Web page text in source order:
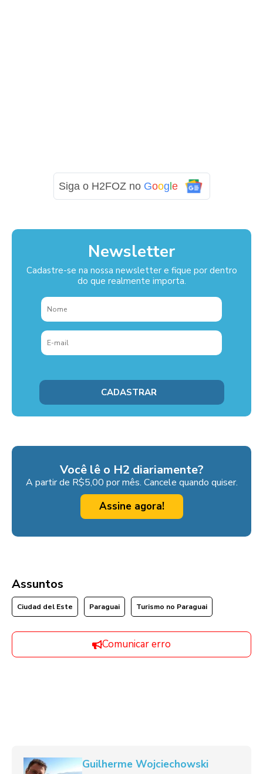
Siga o H2FOZ no Google
Newsletter
Cadastre-se na nossa newsletter e fique por dentro
do que realmente importa.
Você lê o H2 diariamente?
A partir de R$5,00 por mês. Cancele quando quiser.
Assine agora!
Assuntos
Ciudad del Este Paraguai Turismo no Paraguai
Comunicar erro
Guilherme Wojciechowski